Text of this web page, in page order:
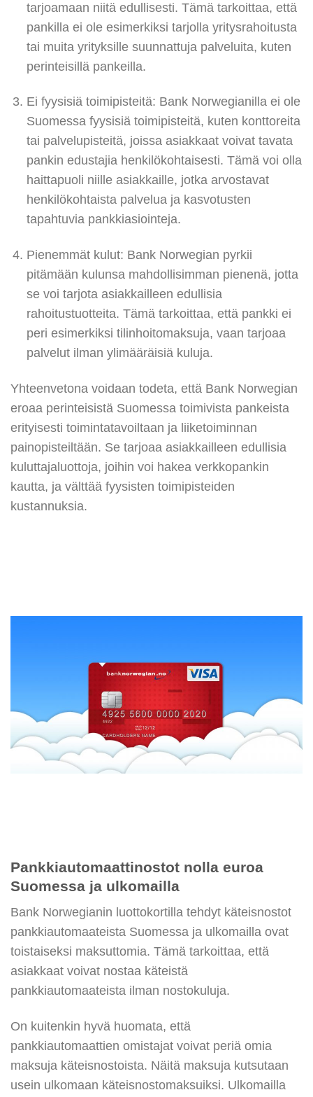
tarjoamaan niitä edullisesti. Tämä tarkoittaa, että
pankilla ei ole esimerkiksi tarjolla yritysrahoitusta
tai muita yrityksille suunnattuja palveluita, kuten
perinteisillä pankeilla.
Ei fyysisiä toimipisteitä: Bank Norwegianilla ei ole
Suomessa fyysisiä toimipisteitä, kuten konttoreita
tai palvelupisteitä, joissa asiakkaat voivat tavata
pankin edustajia henkilökohtaisesti. Tämä voi olla
haittapuoli niille asiakkaille, jotka arvostavat
henkilökohtaista palvelua ja kasvotusten
tapahtuvia pankkiasiointeja.
Pienemmät kulut: Bank Norwegian pyrkii
pitämään kulunsa mahdollisimman pienenä, jotta
se voi tarjota asiakkailleen edullisia
rahoitustuotteita. Tämä tarkoittaa, että pankki ei
peri esimerkiksi tilinhoitomaksuja, vaan tarjoaa
palvelut ilman ylimääräisiä kuluja.
Yhteenvetona voidaan todeta, että Bank Norwegian
eroaa perinteisistä Suomessa toimivista pankeista
erityisesti toimintatavoiltaan ja liiketoiminnan
painopisteiltään. Se tarjoaa asiakkailleen edullisia
kuluttajaluottoja, joihin voi hakea verkkopankin
kautta, ja välttää fyysisten toimipisteiden
kustannuksia.
Pankkiautomaattinostot nolla euroa
Suomessa ja ulkomailla
Bank Norwegianin luottokortilla tehdyt käteisnostot
pankkiautomaateista Suomessa ja ulkomailla ovat
toistaiseksi maksuttomia. Tämä tarkoittaa, että
asiakkaat voivat nostaa käteistä
pankkiautomaateista ilman nostokuluja.
On kuitenkin hyvä huomata, että
pankkiautomaattien omistajat voivat periä omia
maksuja käteisnostoista. Näitä maksuja kutsutaan
usein ulkomaan käteisnostomaksuiksi. Ulkomailla